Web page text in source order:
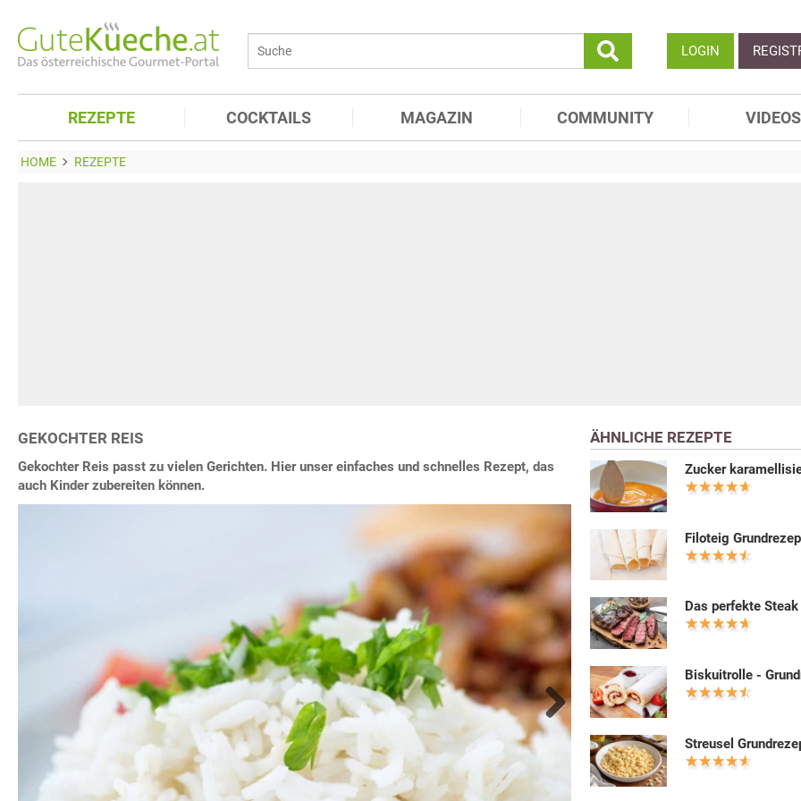
LOGIN
REZEPTE COCKTAILS MAGAZIN COMMUNITY VIDEOS
HOME REZEPTE
GEKOCHTER REIS
Gekochter Reis passt zu vielen Gerichten. Hier unser einfaches und schnelles Rezept, das
auch Kinder zubereiten können.
Next
ÄHNLICHE REZEPTE
Zucker
Filoteig
Das perfekte Steak
Biskuitrolle -
Streusel